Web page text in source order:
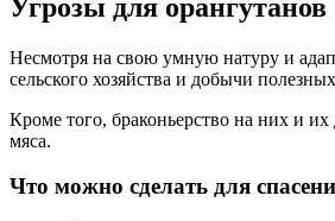
Угрозы для орангутанов
Несмотря на свою умную натуру и
сельского хозяйства и добычи
Кроме того, браконьерство на них и
мяса.
Что можно сделать для